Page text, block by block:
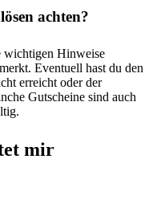
achten?
wichtigen Hinweise
Eventuell hast du den
erreicht oder der
Gutscheine sind auch
mir